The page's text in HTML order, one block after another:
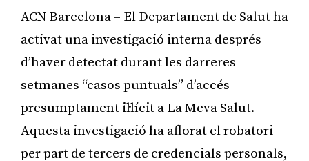
ACN Barcelona – El Departament de Salut ha
activat una investigació interna després
d’haver detectat durant les darreres
setmanes “casos puntuals” d’accés
presumptament il·lícit a La Meva Salut.
Aquesta investigació ha aflorat el robatori
per part de tercers de credencials personals,